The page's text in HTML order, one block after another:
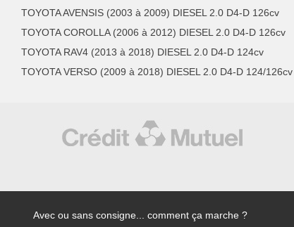
TOYOTA AVENSIS (2003 à 2009) DIESEL 2.0 D4-D 126cv
TOYOTA COROLLA (2006 à 2012) DIESEL 2.0 D4-D 126cv
TOYOTA RAV4 (2013 à 2018) DIESEL 2.0 D4-D 124cv
TOYOTA VERSO (2009 à 2018) DIESEL 2.0 D4-D 124/126cv
Avec ou sans consigne... comment ça marche ?